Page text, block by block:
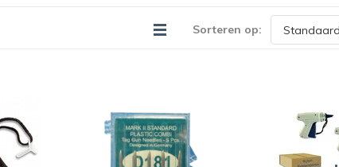
Sorteren op: